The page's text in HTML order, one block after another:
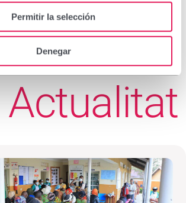
Permitir la selección
Denegar
Actualitat